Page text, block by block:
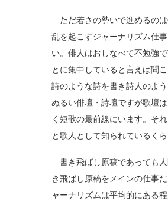
ただ若さの勢いで進めるの
乱を起こすジャーナリズム仕
い。俳人はおしなべて不勉強
とに集中していると言えば聞
詩のような詩を書き詩人のよ
ぬるい俳壇・詩壇ですが歌壇
く短歌の最前線にいます。そ
と歌人として知られているく
書き飛ばし原稿であっても
き飛ばし原稿をメインの仕事
ャーナリズムは平均的にある